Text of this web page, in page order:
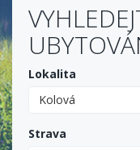
Lokalita
Kolová
Strava